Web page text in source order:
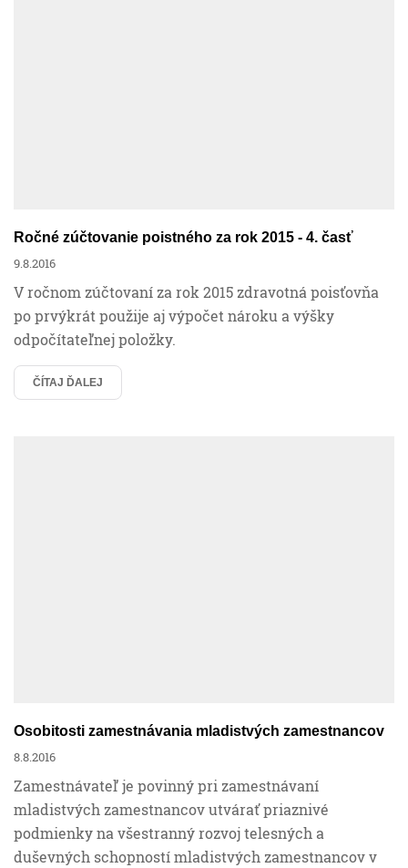
Ročné zúčtovanie poistného za rok 2015 - 4. časť
9.8.2016
V ročnom zúčtovaní za rok 2015 zdravotná poisťovňa
po prvýkrát použije aj výpočet nároku a výšky
odpočítateľnej položky.
ČÍTAJ ĎALEJ
Osobitosti zamestnávania mladistvých zamestnancov
8.8.2016
Zamestnávateľ je povinný pri zamestnávaní
mladistvých zamestnancov utvárať priaznivé
podmienky na všestranný rozvoj telesných a
duševných schopností mladistvých zamestnancov v